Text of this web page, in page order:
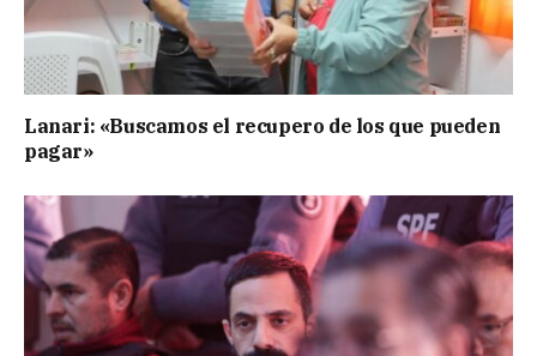
Lanari: «Buscamos el recupero de los que pueden
pagar»